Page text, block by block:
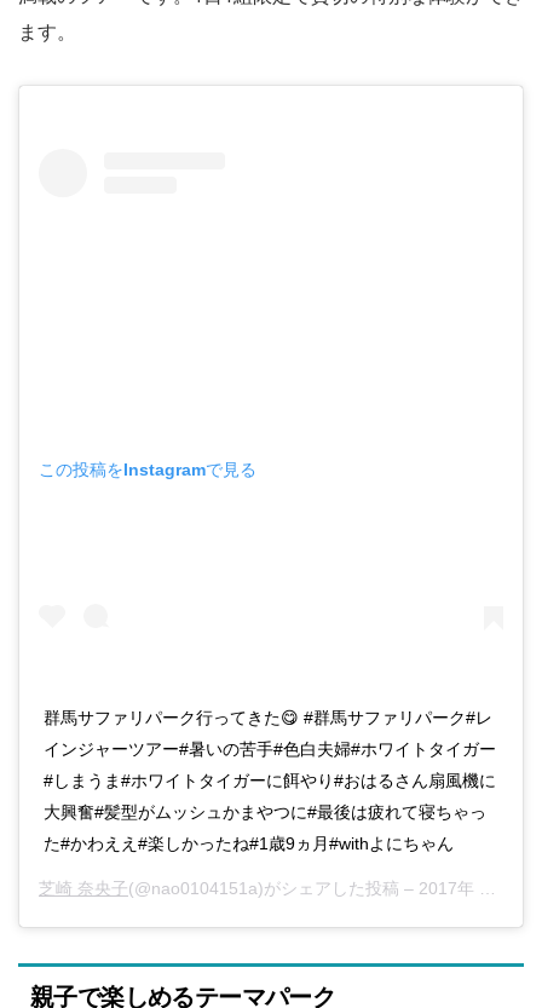
ます。
この投稿をInstagramで見る
群馬サファリパーク行ってきた😋 #群馬サファリパーク#レ
インジャーツアー#暑いの苦手#色白夫婦#ホワイトタイガー
#しまうま#ホワイトタイガーに餌やり#おはるさん扇風機に
大興奮#髪型がムッシュかまやつに#最後は疲れて寝ちゃっ
た#かわええ#楽しかったね#1歳9ヵ月#withよにちゃん
芝崎 奈央子(@nao0104151a)がシェアした投稿 – 2017年 8月月6日午後2時48分PDT
親子で楽しめるテーマパーク